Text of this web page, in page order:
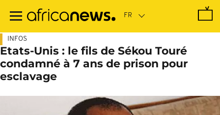
contenu
INFOS
Etats-Unis : le fils de Sékou Touré
condamné à 7 ans de prison pour
esclavage